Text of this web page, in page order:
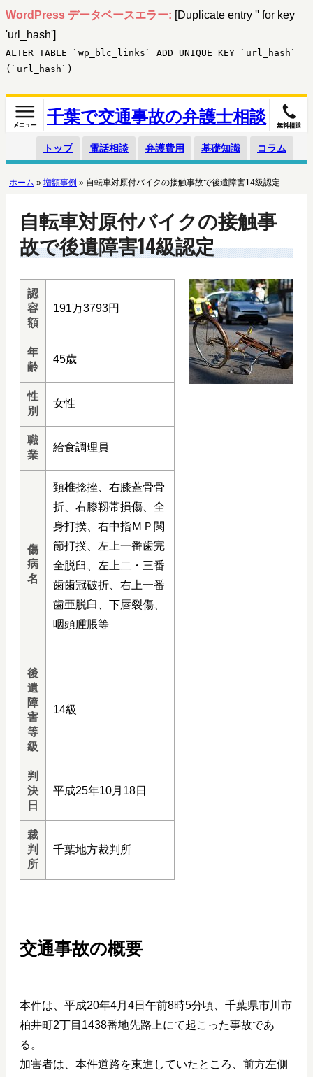
WordPress データベースエラー: [Duplicate entry '' for key
'url_hash']
ALTER TABLE `wp_blc_links` ADD UNIQUE KEY `url_hash`
(`url_hash`)
千葉で交通事故の弁護士相談
トップ 電話相談 弁護費用 基礎知識 コラム
ホーム » 増額事例 » 自転車対原付バイクの接触事故で後遺障害14級認定
自転車対原付バイクの接触事
故で後遺障害14級認定
認
容
額
191万3793円
年
齢
45歳
性
別
女性
職
業
給食調理員
傷
病
名
頚椎捻挫、右膝蓋骨骨
折、右膝靱帯損傷、全
身打撲、右中指ＭＰ関
節打撲、左上一番歯完
全脱臼、左上二・三番
歯歯冠破折、右上一番
歯亜脱臼、下唇裂傷、
咽頭腫脹等
後
遺
障
害
等
級
14級
判
決
日
平成25年10月18日
裁
判
所
千葉地方裁判所
交通事故の概要
本件は、平成20年4月4日午前8時5分頃、千葉県市川市
柏井町2丁目1438番地先路上にて起こった事故であ
る。
加害者は、本件道路を東進していたところ、前方左側